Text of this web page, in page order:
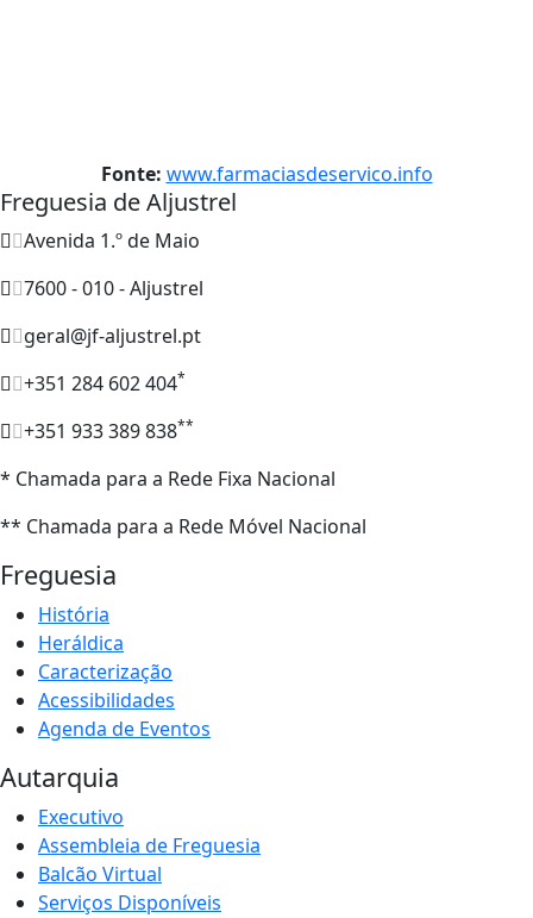
Fonte: www.farmaciasdeservico.info
Freguesia de Aljustrel
Avenida 1.º de Maio
7600 - 010 - Aljustrel
geral@jf-aljustrel.pt
+351 284 602 404*
+351 933 389 838**
* Chamada para a Rede Fixa Nacional
** Chamada para a Rede Móvel Nacional
Freguesia
História
Heráldica
Caracterização
Acessibilidades
Agenda de Eventos
Autarquia
Executivo
Assembleia de Freguesia
Balcão Virtual
Serviços Disponíveis